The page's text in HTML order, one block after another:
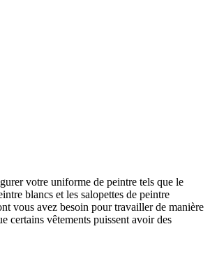
votre uniforme de peintre tels que le
blancs et les salopettes de peintre
vous avez besoin pour travailler de manière
certains vêtements puissent avoir des